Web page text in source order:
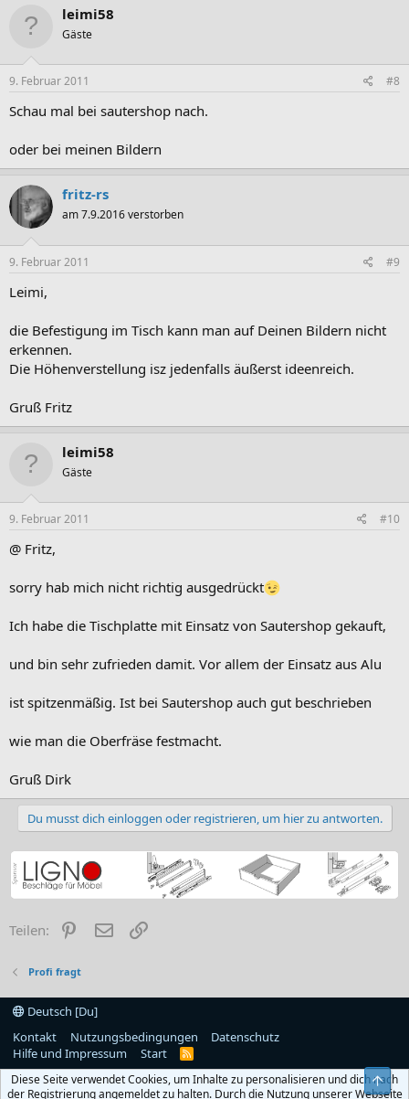
leimi58
Gäste
9. Februar 2011 #8
Schau mal bei sautershop nach.
oder bei meinen Bildern
fritz-rs
am 7.9.2016 verstorben
9. Februar 2011 #9
Leimi,
die Befestigung im Tisch kann man auf Deinen Bildern nicht
erkennen.
Die Höhenverstellung isz jedenfalls äußerst ideenreich.
Gruß Fritz
leimi58
Gäste
9. Februar 2011 #10
@ Fritz,
sorry hab mich nicht richtig ausgedrückt
Ich habe die Tischplatte mit Einsatz von Sautershop gekauft,
und bin sehr zufrieden damit. Vor allem der Einsatz aus Alu
ist spitzenmäßig. Ist bei Sautershop auch gut beschrieben
wie man die Oberfräse festmacht.
Gruß Dirk
Du musst dich einloggen oder registrieren, um hier zu antworten.
Teilen: PinterestE-Mail
Profi fragt
Deutsch [Du]
Kontakt
Nutzungsbedingungen
Datenschutz
Hilfe und Impressum
Start
R
S
Diese Seite verwendet Cookies, um Inhalte zu personalisieren und dich nach
der Registrierung angemeldet zu halten. Durch die Nutzung unserer Webseite